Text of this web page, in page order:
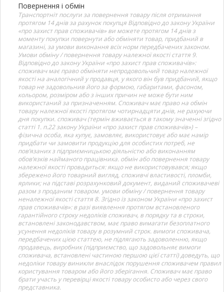
Повернення і обмін
Транспортніт послуги за повернення товару після отримання
протягом 14 днів за рахунок покупця Відповідно до закону України
«про захист прав споживачів» ви можете протягом 14 днів з
моменту покупки повернути або обміняти товар, придбаний в
магазині, за умови виконання всіх норм передбачених законом.
Умови обміну / повернення товару належної якості стаття 9.
Відповідно до закону України «про захист прав споживачів»:
споживач має право обміняти непродовольчий товар належної
якості на аналогічний у продавця, у якого він був придбаний, якщо
товар не задовольнив його за формою, габаритами, фасоном,
кольором, розміром або з інших причин не може бути ним
використаний за призначенням. Споживач має право на обмін
товару належної якості протягом чотирнадцяти днів, не рахуючи
дня покупки. споживач (термін вживається в такому значенні згідно
статті 1. п.22 закону України «про захист прав споживачів») –
фізична особа, яка купує, замовляє, використовує або має намір
придбати чи замовити продукцію для особистих потреб, не
пов’язаних з підприємницькою діяльністю або виконанням
обов’язків найманого працівника. обмін або повернення товару
належної якості провадиться: якщо не використовувався; якщо
збережено його товарний вигляд, споживчі властивості, пломби,
ярлики; на підставі розрахунковий документ, виданий споживачеві
разом з проданим товаром. умови обміну / повернення товару
неналежної якості стаття 8. Згідно із законом України «про захист
прав споживачів»: в разі виявлення протягом встановленого
гарантійного строку недоліків споживач, в порядку та в строки,
встановлені законодавством, має право вимагати безоплатного
усунення недоліків товару в розумний строк. вимоги споживача,
передбачених цією статтею, не підлягають задоволенню, якщо
продавець, виробник (підприємство, що задовольняє вимоги
споживача, встановлені частиною першою цієї статті) доведуть, що
недоліки товару виникли внаслідок порушення споживачем правил
користування товаром або його зберігання. Споживач має право
брати участь у перевірці якості товару особисто або через свого
представника.